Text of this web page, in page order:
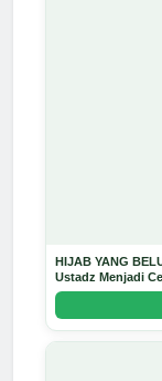
HIJAB YANG
Ustadz Menjadi